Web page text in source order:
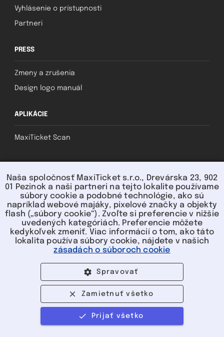
Predaj ukončený
Vyhlásenie o prístupnosti
Partneri
PRESS
Zmeny a zrušenia
Design logo manuál
APLIKÁCIE
MaxiTicket Scan
U nás môžete platiť:
práva vyhradené
Naša spoločnosť MaxiTicket s.r.o., Drevárska 23, 902
01 Pezinok a naši partneri na tejto lokalite používame
súbory cookie a podobné technológie, ako sú
napríklad webové majáky, pixelové značky a objekty
flash („súbory cookie“). Zvoľte si preferencie v nižšie
uvedených kategóriách. Preferencie môžete
kedykoľvek zmeniť. Viac informácií o tom, ako táto
lokalita používa súbory cookie, nájdete v našich
zásadách o súboroch cookie
Spravovať
Zamietnuť všetko
Prijať všetko